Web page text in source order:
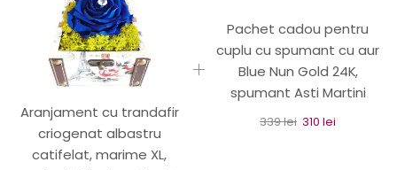
Aranjament cu trandafir
criogenat albastru
catifelat, marime XL,
Pachet cadou pentru
cuplu cu spumant cu aur
Blue Nun Gold 24K,
spumant Asti Martini
Dolce, cutie cadou cu
339lei 310 lei